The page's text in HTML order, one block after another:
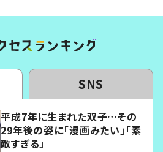
SNS
平成7年に生まれた双子…その
29年後の姿に「漫画みたい」「素
敵すぎる」